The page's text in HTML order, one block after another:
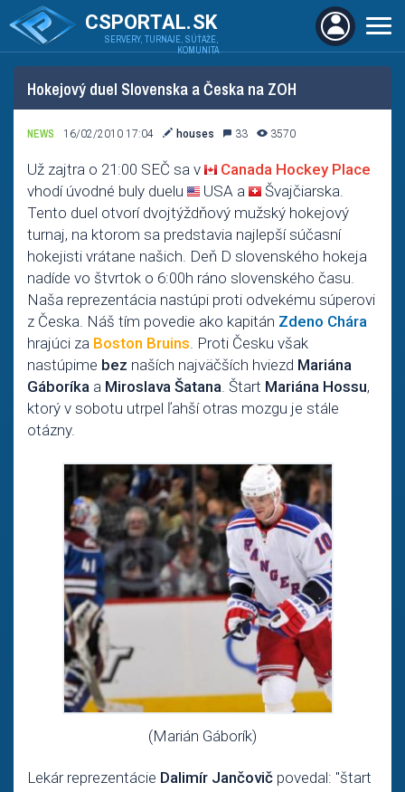
CSPORTAL.SK
SERVERY, TURNAJE, SÚŤAŽE,
KOMUNITA
Hokejový duel Slovenska a Česka na ZOH
NEWS 16/02/2010 17:04 houses 33 3570
Už zajtra o 21:00 SEČ sa v
Canada Hockey Place
vhodí úvodné buly duelu
USA a
Švajčiarska.
Tento duel otvorí dvojtýždňový mužský hokejový
turnaj, na ktorom sa predstavia najlepší súčasní
hokejisti vrátane našich. Deň D slovenského hokeja
nadíde vo štvrtok o 6:00h ráno slovenského času.
Naša reprezentácia nastúpi proti odvekému súperovi
z Česka. Náš tím povedie ako kapitán Zdeno Chára
hrajúci za Boston Bruins. Proti Česku však
nastúpime bez naších najväčších hviezd Mariána
Gáboríka a Miroslava Šatana. Štart Mariána Hossu,
ktorý v sobotu utrpel ľahší otras mozgu je stále
otázny.
(Marián Gáborík)
Lekár reprezentácie Dalimír Jančovič povedal: "štart